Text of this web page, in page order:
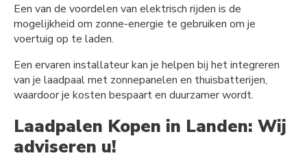
Een van de voordelen van elektrisch rijden is de
mogelijkheid om zonne-energie te gebruiken om je
voertuig op te laden.
Een ervaren installateur kan je helpen bij het integreren
van je laadpaal met zonnepanelen en thuisbatterijen,
waardoor je kosten bespaart en duurzamer wordt.
Laadpalen Kopen in Landen: Wij
adviseren u!